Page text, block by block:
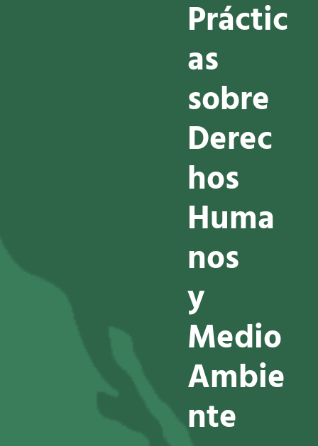
Práctic
as
sobre
Derec
hos
Huma
nos
y
Medio
Ambie
nte